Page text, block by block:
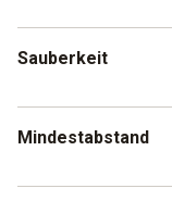
Sauberkeit
achten. Sowohl bei
Mindestabstand